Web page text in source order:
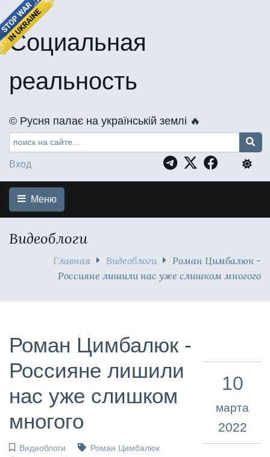
Социальная
реальность
©️ Русня палає на українській землі 🔥
Вход
Меню
Видеоблоги
Главная Видеоблоги
Роман Цимбалюк -
Россияне лишили нас уже слишком многого
Роман Цимбалюк -
Россияне лишили
нас уже слишком
многого
Видеоблоги
Роман Цимбалюк
10
марта
2022